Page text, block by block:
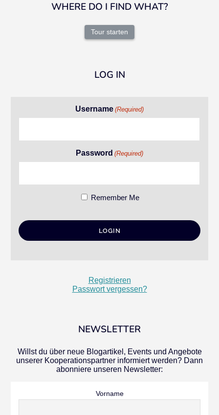
WHERE DO I FIND WHAT?
Tour starten
LOG IN
Username (Required)
Password (Required)
Remember Me
Registrieren
Passwort vergessen?
NEWSLETTER
Willst du über neue Blogartikel, Events und Angebote
unserer Kooperationspartner informiert werden? Dann
abonniere unseren Newsletter:
Vorname